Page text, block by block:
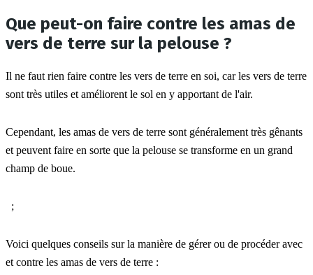
Que peut-on faire contre les amas de
vers de terre sur la pelouse ?
Il ne faut rien faire contre les vers de terre en soi, car les vers de terre
sont très utiles et améliorent le sol en y apportant de l'air.
Cependant, les amas de vers de terre sont généralement très gênants
et peuvent faire en sorte que la pelouse se transforme en un grand
champ de boue.
;
Voici quelques conseils sur la manière de gérer ou de procéder avec
et contre les amas de vers de terre :